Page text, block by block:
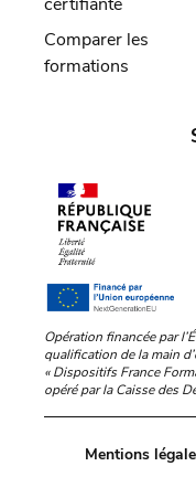
Comparer les
formations
Opération financée par
qualification de la main
« Dispositifs France
opéré par la Caisse des
Mentions